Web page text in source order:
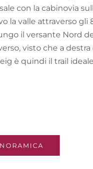
con la cabinovia
la valle attraverso gli
il versante Nord
visto che a destra
è quindi il trail